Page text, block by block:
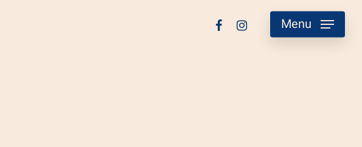
facebookinstagramMenu